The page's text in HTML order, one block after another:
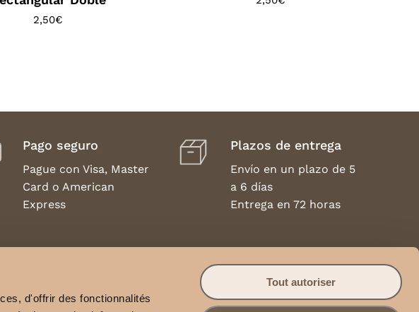
d'offrir des fonctionnalités
Tout autoriser
2,50€
Pago seguro
Pague con Visa, Master
Card o American
Express
Plazos de entrega
Envío en un plazo de 5
a 6 días
Entrega en 72 horas
Envíos a todo el mundo
Devuelve
Se aceptan
devoluciones en un